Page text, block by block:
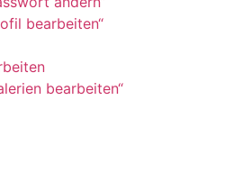
bearbeiten“
bearbeiten“